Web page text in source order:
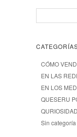
CÓMO
EN LAS
EN LOS
QUESERU
Sin categoría